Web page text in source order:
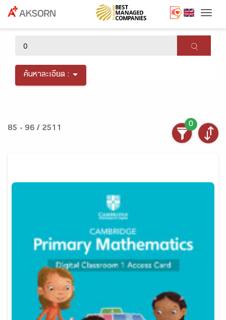
ค้นหาละเอียด :
85 - 96 / 2511
0